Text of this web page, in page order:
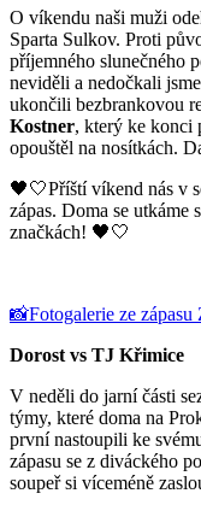
O víkendu naši muži
Sparta Sulkov. Proti
příjemného slunečného
neviděli a nedočkali
ukončili bezbrankovou
Kostner, který ke konci
opouštěl na nosítkách.
🖤🤍Příští víkend nás v
zápas. Doma se
značkách! 🖤🤍
📸Fotogalerie ze
Dorost vs TJ Křimice
V neděli do jarní části
týmy, které doma na
první nastoupili ke
zápasu se z diváckého
soupeř si víceméně